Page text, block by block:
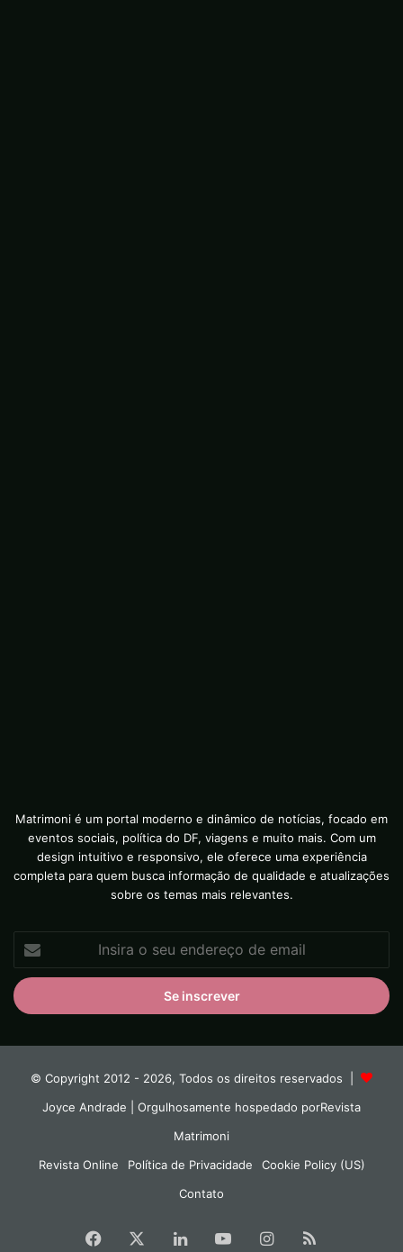
Matrimoni é um portal moderno e dinâmico de notícias, focado em
eventos sociais, política do DF, viagens e muito mais. Com um
design intuitivo e responsivo, ele oferece uma experiência
completa para quem busca informação de qualidade e atualizações
sobre os temas mais relevantes.
Insira
seu
endereço
de
© Copyright 2012 - 2026, Todos os direitos reservados |
Joyce Andrade | Orgulhosamente hospedado porRevista
Matrimoni
Revista Online
Política de Privacidade
Cookie Policy (US)
Contato
Facebook LinkedinYouTubeInstagram